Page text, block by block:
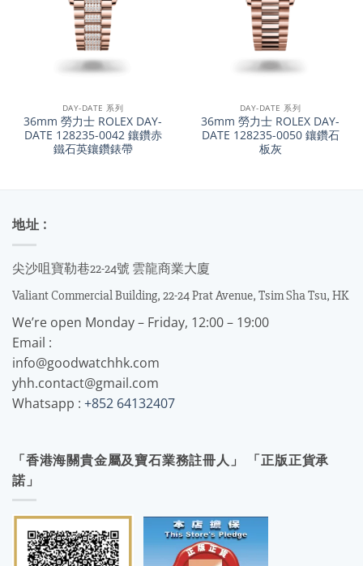
DAY-DATE 系列
36mm 勞力士 ROLEX DAY-
DATE 128235-0042 鑲鑽赤
鐵石英鑲鑽錶帶
DAY-DATE 系列
36mm 勞力士 ROLEX DAY-
DATE 128235-0050 鑲鑽石
板灰
地址 :
尖沙咀寶勒巷22-24號 雲龍商業大廈
Valiant Commercial Building, 22-24 Prat Avenue, Tsim Sha Tsu, HK
We’re open Monday – Friday, 12:00 – 19:00
Email :
info@goodwatchhk.com
yhh.contact@gmail.com
Whatsapp : +852 64132407
「香港海關貴金屬及寶石業務註冊人」 「正版正貨承
諾」